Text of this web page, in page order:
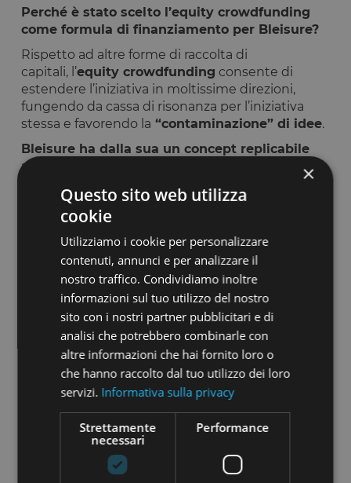
Perché è stato scelto l’equity crowdfunding
come formula di finanziamento per Bleisure?
Rispetto ad altre forme di raccolta di
capitali, l’equity crowdfunding consente di
estendere l’iniziativa in moltissime direzioni,
fungendo da cassa di risonanza per l’iniziativa
stessa e favorendo la “contaminazione” di idee.
Bleisure ha dalla sua un concept replicabile
anche in altri luoghi e contesti. Avete dei
Uno degli aspetti più entusiasmanti del progetto
è che ha origine da un
all’infinito. Ci hanno chiesto di esportare
Bleisure a Londra, Doha e Singapore. Altre
proposte sono arrivate anche dagli USA e dal
Canada. Del resto, proponiamo uno spazio che
segue una filosofia molto precisa ma che è
completamente personalizzabile.
Cosa può dare Bleisure a un investitore che
decida di credere nell’idea?
Entrare a far parte di Bleisure significa porre una
propria, personale, bandierina nel pieno centro di
Milano. È stato così anche per
molti brand affermati che hanno già le
loro flagship ma, allo stesso
×
Questo sito web utilizza
cookie
Utilizziamo i cookie per personalizzare
contenuti, annunci e per analizzare il
nostro traffico. Condividiamo inoltre
informazioni sul tuo utilizzo del nostro
sito con i nostri partner pubblicitari e di
analisi che potrebbero combinarle con
altre informazioni che hai fornito loro o
che hanno raccolto dal tuo utilizzo dei loro
servizi. Informativa sulla privacy
Strettamente
necessari
Performance